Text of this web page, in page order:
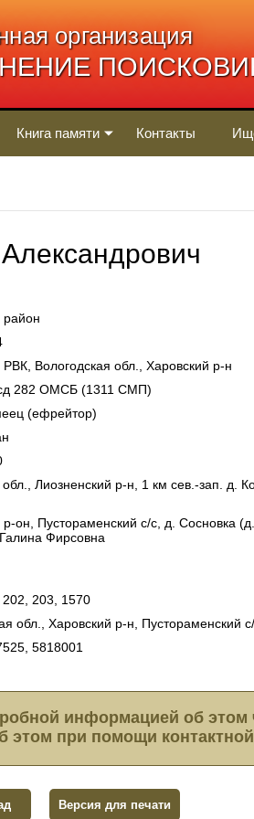
организация
Книга памяти Контакты
район
РВК, Вологодская обл., Харовский р-н
282 ОМСБ (1311 СМП)
(ефрейтор)
обл., Лиозненский р-н, 1 км сев.-зап. д.
р-он, Пустораменский с/с, д. Сосновка
Фирсовна
203, 1570
обл., Харовский р-н, Пустораменский
5818001
информацией об этом
этом при помощи
Версия для печати